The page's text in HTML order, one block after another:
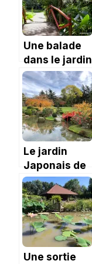
Une balade
dans le jardin
d’Eden de
l’Ermitage
Le jardin
Japonais de
Toulouse en
automne
Une sortie